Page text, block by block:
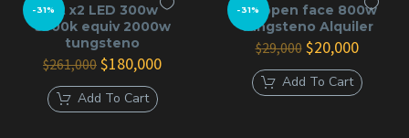
-31%Kit x2 LED 300w
5500k equiv 2000w
tungsteno
$261,000 El
precio
original
era:
$180,000El
Add To Cart
-31%
luz open face 800w
tungsteno Alquiler
$29,000 El
precio
original
era:
$20,000El
actual
es:
Add To Cart